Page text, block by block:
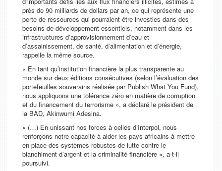
près de 90 milliards de dollars par an, ce qui représente une
perte de ressources qui pourraient être investies dans des
besoins de développement essentiels, notamment dans les
infrastructures d’approvisionnement d’eau et
d’assainissement, de santé, d’alimentation et d’énergie,
rappelle la même source.
« En tant qu’institution financière la plus transparente au
monde sur deux éditions consécutives (selon l’évaluation des
portefeuilles souverains réalisée par Publish What You Fund),
nous appliquons une tolérance zéro en matière de corruption
et du financement du terrorisme », a déclaré le président de
la BAD, Akinwumi Adesina.
« (…) En unissant nos forces à celles d’Interpol, nous
renforçons notre capacité à aider les pays africains à mettre
en place des systèmes robustes de lutte contre le
blanchiment d’argent et la criminalité financière », a-t-il
poursuivi.